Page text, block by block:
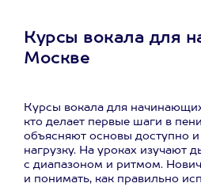
Курсы вокала для
Москве
Курсы вокала для
кто делает первые шаги в
объясняют основы доступно
нагрузку. На уроках изучают
с диапазоном и ритмом.
и понимать, как правильно